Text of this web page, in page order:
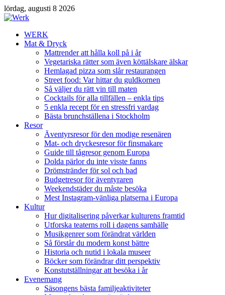
lördag, augusti 8 2026
WERK
Mat & Dryck
Mattrender att hålla koll på i år
Vegetariska rätter som även köttälskare älskar
Hemlagad pizza som slår restaurangen
Street food: Var hittar du guldkornen
Så väljer du rätt vin till maten
Cocktails för alla tillfällen – enkla tips
5 enkla recept för en stressfri vardag
Bästa brunchställena i Stockholm
Resor
Äventyrsresor för den modige resenären
Mat- och dryckesresor för finsmakare
Guide till tågresor genom Europa
Dolda pärlor du inte visste fanns
Drömstränder för sol och bad
Budgetresor för äventyraren
Weekendstäder du måste besöka
Mest Instagram-vänliga platserna i Europa
Kultur
Hur digitalisering påverkar kulturens framtid
Utforska teaterns roll i dagens samhälle
Musikgenrer som förändrat världen
Så förstår du modern konst bättre
Historia och nutid i lokala museer
Böcker som förändrar ditt perspektiv
Konstutställningar att besöka i år
Evenemang
Säsongens bästa familjeaktiviteter